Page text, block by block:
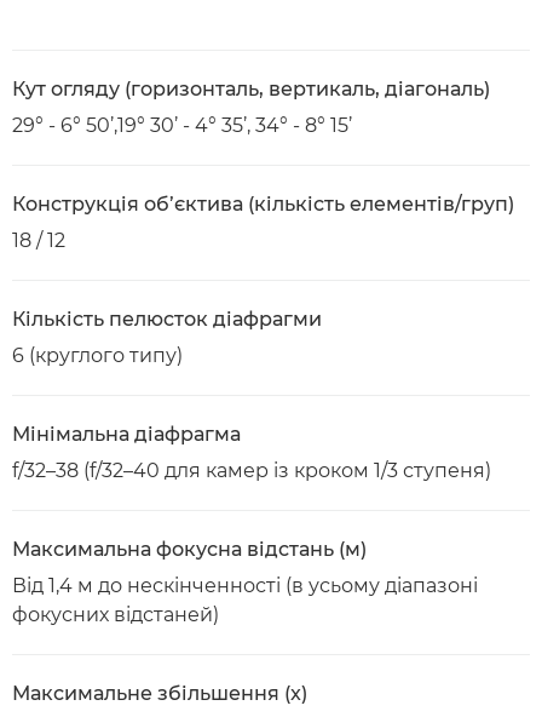
Кут огляду (горизонталь, вертикаль, діагональ)
29° - 6° 50’,19° 30’ - 4° 35’, 34° - 8° 15’
Конструкція об’єктива (кількість елементів/груп)
18 / 12
Кількість пелюсток діафрагми
6 (круглого типу)
Мінімальна діафрагма
f/32–38 (f/32–40 для камер із кроком 1/3 ступеня)
Максимальна фокусна відстань (м)
Від 1,4 м до нескінченності (в усьому діапазоні
фокусних відстаней)
Максимальне збільшення (x)